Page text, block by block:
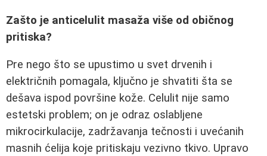
Zašto je anticelulit masaža više od običnog
pritiska?
Pre nego što se upustimo u svet drvenih i
električnih pomagala, ključno je shvatiti šta se
dešava ispod površine kože. Celulit nije samo
estetski problem; on je odraz oslabljene
mikrocirkulacije, zadržavanja tečnosti i uvećanih
masnih ćelija koje pritiskaju vezivno tkivo. Upravo